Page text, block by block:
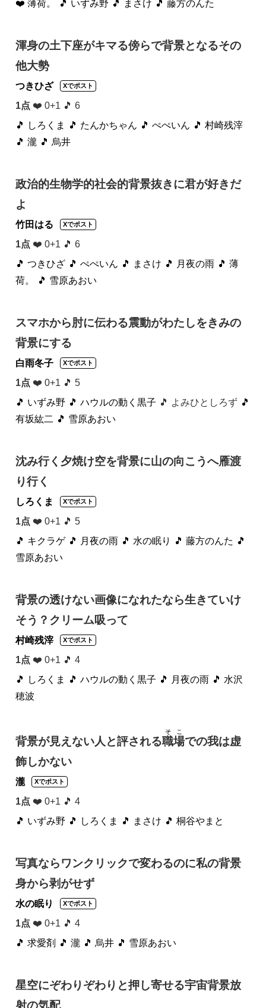
❤️ 薄荷。 🎵 いずみ野 🎵 まさけ 🎵 藤方のんた
渾身の土下座がキマる傍らで背景となるその
他大勢
つきひざ Xでポスト
1点 ❤️ 0+1 🎵 6
🎵 しろくま
🎵 たんかちゃん 🎵 ぺぺいん 🎵 村崎残滓
🎵 瀧 🎵 烏井
政治的生物学的社会的背景抜きに君が好きだ
よ
竹田はる Xでポスト
1点 ❤️ 0+1 🎵 6
🎵 つきひざ 🎵 ぺぺいん 🎵 まさけ 🎵 月夜の雨 🎵 薄
荷。
🎵 雪原あおい
スマホから肘に伝わる震動がわたしをきみの
背景にする
白雨冬子 Xでポスト
1点 ❤️ 0+1 🎵 5
🎵 いずみ野 🎵 ハウルの動く黒子 🎵 よみひとしろず 🎵
有坂紘二 🎵 雪原あおい
沈み行く夕焼け空を背景に山の向こうへ雁渡
り行く
しろくま Xでポスト
1点 ❤️ 0+1 🎵 5
🎵 キクラゲ 🎵 月夜の雨 🎵 水の眠り 🎵 藤方のんた 🎵
雪原あおい
背景の透けない画像になれたなら生きていけ
そう？クリーム吸って
村崎残滓 Xでポスト
1点 ❤️ 0+1 🎵 4
🎵 しろくま
🎵 ハウルの動く黒子 🎵 月夜の雨 🎵 水沢
穂波
背景が見えない人と評される職場
そこ
での我は虚
飾しかない
瀧 Xでポスト
1点 ❤️ 0+1 🎵 4
🎵 いずみ野 🎵 しろくま 🎵 まさけ 🎵 桐谷やまと
写真ならワンクリックで変わるのに私の背景
身から剥がせず
水の眠り Xでポスト
1点 ❤️ 0+1 🎵 4
🎵 求愛剤
🎵 瀧 🎵 烏井 🎵 雪原あおい
星空にぞわりぞわりと押し寄せる宇宙背景放
射の気配